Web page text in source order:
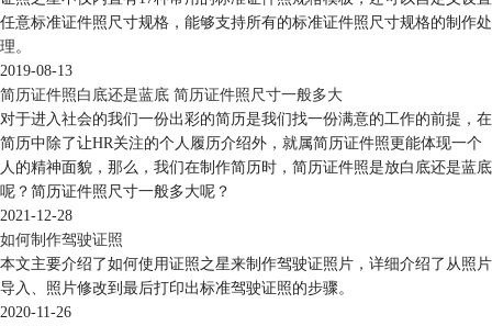
任意标准证件照尺寸规格，能够支持所有的标准证件照尺寸规格的制作处
理。
2019-08-13
简历证件照白底还是蓝底 简历证件照尺寸一般多大
对于进入社会的我们一份出彩的简历是我们找一份满意的工作的前提，在
简历中除了让HR关注的个人履历介绍外，就属简历证件照更能体现一个
人的精神面貌，那么，我们在制作简历时，简历证件照是放白底还是蓝底
呢？简历证件照尺寸一般多大呢？
2021-12-28
如何制作驾驶证照
本文主要介绍了如何使用证照之星来制作驾驶证照片，详细介绍了从照片
导入、照片修改到最后打印出标准驾驶证照的步骤。
2020-11-26